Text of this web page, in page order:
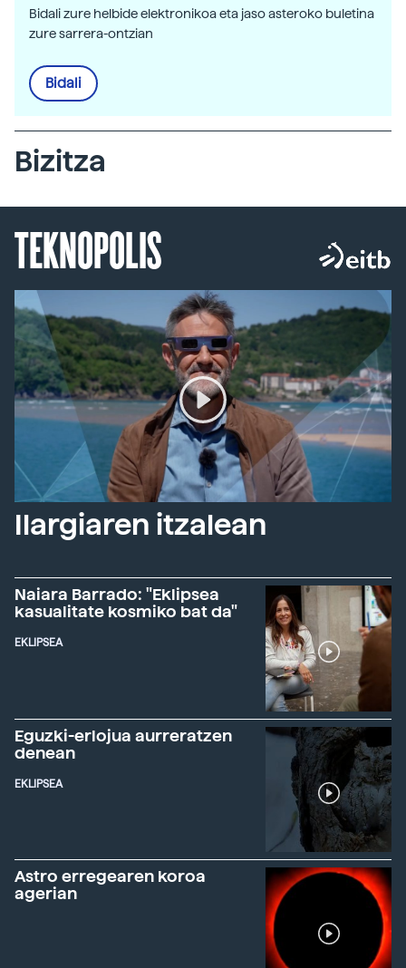
Bidali zure helbide elektronikoa eta jaso asteroko buletina
zure sarrera-ontzian
Bidali
Bizitza
TEKNOPOLIS
Ilargiaren itzalean
Naiara Barrado: "Eklipsea
kasualitate kosmiko bat da"
EKLIPSEA
Eguzki-erlojua aurreratzen
denean
EKLIPSEA
Astro erregearen koroa
agerian